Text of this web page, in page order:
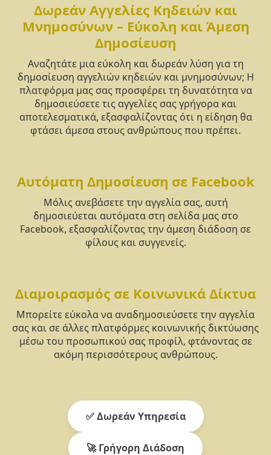
Δωρεάν Αγγελίες Κηδειών και
Μνημοσύνων – Εύκολη και Άμεση
Δημοσίευση
Αναζητάτε μια εύκολη και δωρεάν λύση για τη
δημοσίευση αγγελιών κηδειών και μνημοσύνων; Η
πλατφόρμα μας σας προσφέρει τη δυνατότητα να
δημοσιεύσετε τις αγγελίες σας γρήγορα και
αποτελεσματικά, εξασφαλίζοντας ότι η είδηση θα
φτάσει άμεσα στους ανθρώπους που πρέπει.
Αυτόματη Δημοσίευση σε Facebook
Μόλις ανεβάσετε την αγγελία σας, αυτή
δημοσιεύεται αυτόματα στη σελίδα μας στο
Facebook, εξασφαλίζοντας την άμεση διάδοση σε
φίλους και συγγενείς.
Διαμοιρασμός σε Κοινωνικά Δίκτυα
Μπορείτε εύκολα να αναδημοσιεύσετε την αγγελία
σας και σε άλλες πλατφόρμες κοινωνικής δικτύωσης
μέσω του προσωπικού σας προφίλ, φτάνοντας σε
ακόμη περισσότερους ανθρώπους.
✅ Δωρεάν Υπηρεσία
🚀 Γρήγορη Διάδοση